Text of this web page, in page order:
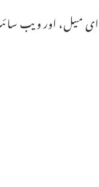
ای میل، اور ویب